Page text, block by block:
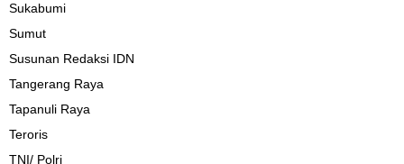
Sukabumi
Sumut
Susunan Redaksi IDN
Tangerang Raya
Tapanuli Raya
Teroris
TNI/ Polri